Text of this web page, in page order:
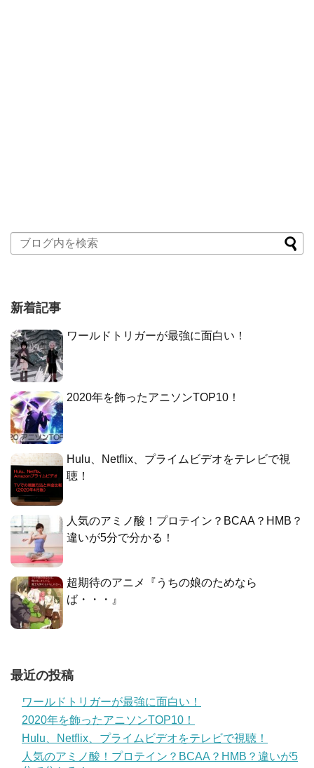
新着記事
ワールドトリガーが最強に面白い！
2020年を飾ったアニソンTOP10！
Hulu、Netflix、プライムビデオをテレビで視
聴！
人気のアミノ酸！プロテイン？BCAA？HMB？
違いが5分で分かる！
超期待のアニメ『うちの娘のためなら
ば・・・』
最近の投稿
ワールドトリガーが最強に面白い！
2020年を飾ったアニソンTOP10！
Hulu、Netflix、プライムビデオをテレビで視聴！
人気のアミノ酸！プロテイン？BCAA？HMB？違いが5